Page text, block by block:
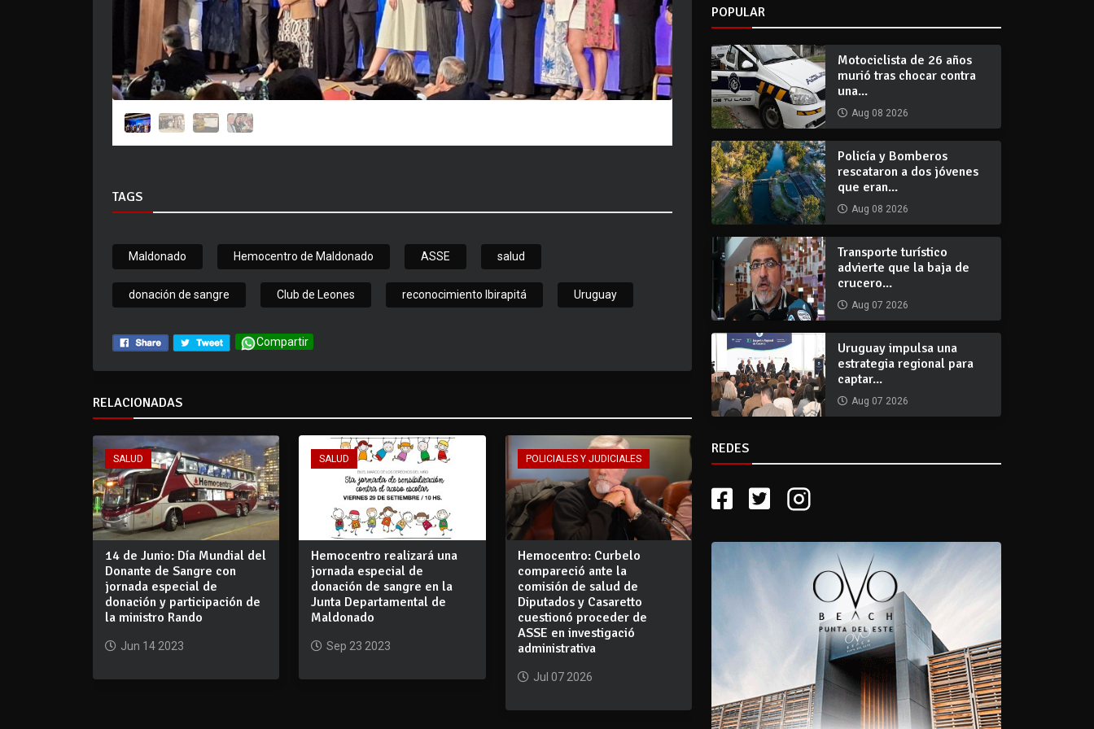
TAGS
Maldonado Hemocentro de Maldonado ASSE salud
donación de sangre Club de Leones reconocimiento Ibirapitá Uruguay
Compartir
RELACIONADAS
SALUD
14 de Junio: Día Mundial del
Donante de Sangre con
jornada especial de
donación y participación de
la ministro Rando
Jun 14 2023
SALUD
Hemocentro realizará una
jornada especial de
donación de sangre en la
Junta Departamental de
Maldonado
Sep 23 2023
POLICIALES Y JUDICIALES
Hemocentro: Curbelo
compareció ante la
comisión de salud de
Diputados y Casaretto
cuestionó proceder de
ASSE en investigació
administrativa
Jul 07 2026
POPULAR
Motociclista de 26 años
murió tras chocar contra
una...
Aug 08 2026
Policía y Bomberos
rescataron a dos jóvenes
que eran...
Aug 08 2026
Transporte turístico
advierte que la baja de
crucero...
Aug 07 2026
Uruguay impulsa una
estrategia regional para
captar...
Aug 07 2026
REDES